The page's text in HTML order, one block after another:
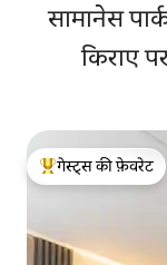
सामानेस
किराए
गेस्ट्स का टॉप फ़ेवरेट
गेस्ट्स की फ़ेवरेट